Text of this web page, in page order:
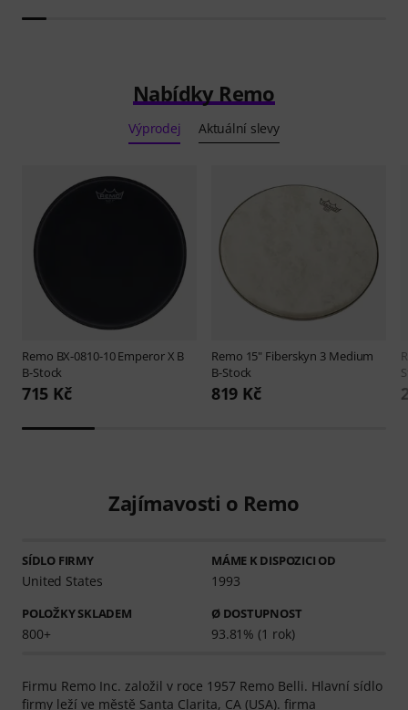
Nabídky Remo
Výprodej Aktuální slevy
Remo BX-0810-10 Emperor X B
B-Stock
715 Kč
Remo 15" Fiberskyn 3 Medium
B-Stock
819 Kč
Zajímavosti o Remo
SÍDLO FIRMY
United States
MÁME K DISPOZICI OD
1993
POLOŽKY SKLADEM
800+
Ø DOSTUPNOST
93.81% (1 rok)
Firmu Remo Inc. založil v roce 1957 Remo Belli. Hlavní sídlo
firmy leží ve městě Santa Clarita, CA (USA). firma